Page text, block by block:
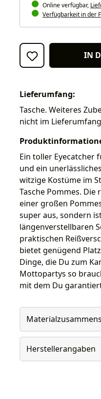
Online verfügbar,
Verfügbarkeit in der
IN
Lieferumfang:
Tasche. Weiteres
nicht im
Ein toller Eyecatcher
und ein
witzige Kostüme im
Tasche Pommes. Die
einer großen
super aus, sondern
längenverstellbaren
praktischen
bietet genügend
Dinge, die Du zum
Mottopartys so
mit dem Du
Herstellerangaben